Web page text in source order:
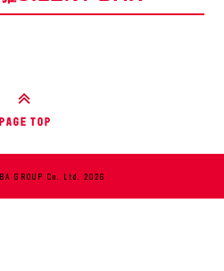
GROUP Co. Ltd. 2026